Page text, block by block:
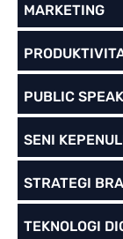
MARKETING
PUBLIC
SENI
STRATEGI
TEKNOLOGI